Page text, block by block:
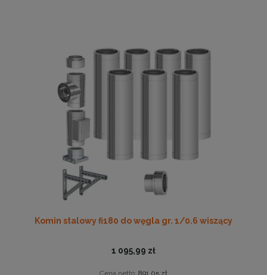
Komin stalowy fi180 do węgla gr. 1/0.6 wiszący
1 095,99 zł